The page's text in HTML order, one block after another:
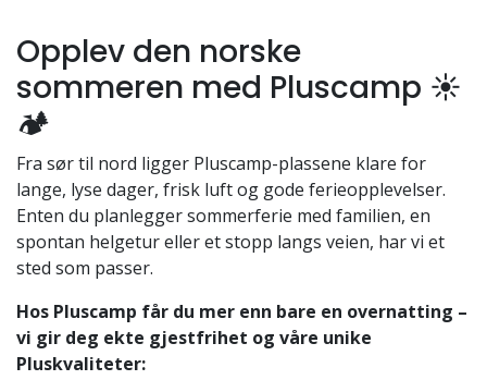
Opplev den norske
sommeren med Pluscamp ☀️
🏕️
Fra sør til nord ligger Pluscamp-plassene klare for
lange, lyse dager, frisk luft og gode ferieopplevelser.
Enten du planlegger sommerferie med familien, en
spontan helgetur eller et stopp langs veien, har vi et
sted som passer.
Hos Pluscamp får du mer enn bare en overnatting –
vi gir deg ekte gjestfrihet og våre unike
Pluskvaliteter: